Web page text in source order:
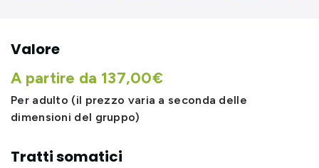
Valore
A partire da 137,00€
Per adulto (il prezzo varia a seconda delle
dimensioni del gruppo)
Tratti somatici